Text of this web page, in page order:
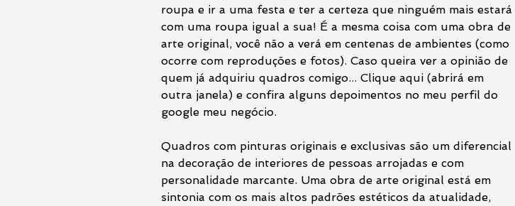
roupa e ir a uma festa e ter a certeza que ninguém mais estará
com uma roupa igual a sua! É a mesma coisa com uma obra de
arte original, você não a verá em centenas de ambientes (como
ocorre com reproduções e fotos). Caso queira ver a opinião de
quem já adquiriu quadros comigo... Clique aqui (abrirá em
outra janela) e confira alguns depoimentos no meu perfil do
google meu negócio.
Quadros com pinturas originais e exclusivas são um diferencial
na decoração de interiores de pessoas arrojadas e com
personalidade marcante. Uma obra de arte original está em
sintonia com os mais altos padrões estéticos da atualidade,